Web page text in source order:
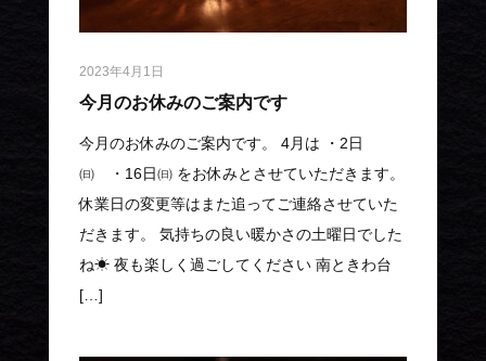
2023年4月1日
今月のお休みのご案内です
今月のお休みのご案内です。 4月は ・2日
㈰ ・16日㈰ をお休みとさせていただきます。
休業日の変更等はまた追ってご連絡させていた
だきます。 気持ちの良い暖かさの土曜日でした
ね☀ 夜も楽しく過ごしてください 南ときわ台
[…]